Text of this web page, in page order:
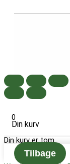
0
Din kurv
Din kurv er tom
Tilbage